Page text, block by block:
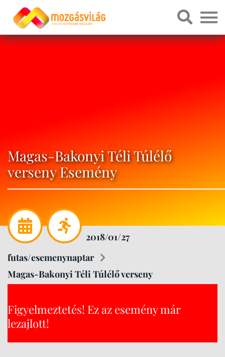
Magas-Bakonyi Téli Túlélő
verseny Esemény
2018/01/27
futas/esemenynaptar
Magas-Bakonyi Téli Túlélő verseny
Figyelmeztetés! Ez az esemény már
lezajlott!